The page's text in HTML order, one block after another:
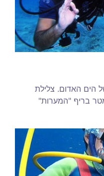
הים האדום. צלילת
מקסימלי של 6 מטר בריף "המערות"